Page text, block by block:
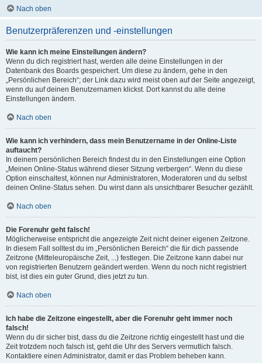
Nach oben
Benutzerpräferenzen und -einstellungen
Wie kann ich meine Einstellungen ändern?
Wenn du dich registriert hast, werden alle deine Einstellungen in der
Datenbank des Boards gespeichert. Um diese zu ändern, gehe in den
„Persönlichen Bereich“; der Link dazu wird meist oben auf der Seite angezeigt,
wenn du auf deinen Benutzernamen klickst. Dort kannst du alle deine
Einstellungen ändern.
Nach oben
Wie kann ich verhindern, dass mein Benutzername in der Online-Liste
auftaucht?
In deinem persönlichen Bereich findest du in den Einstellungen eine Option
„Meinen Online-Status während dieser Sitzung verbergen“. Wenn du diese
Option einschaltest, können nur Administratoren, Moderatoren und du selbst
deinen Online-Status sehen. Du wirst dann als unsichtbarer Besucher gezählt.
Nach oben
Die Forenuhr geht falsch!
Möglicherweise entspricht die angezeigte Zeit nicht deiner eigenen Zeitzone.
In diesem Fall solltest du im „Persönlichen Bereich“ die für dich passende
Zeitzone (Mitteleuropäische Zeit, ...) festlegen. Die Zeitzone kann dabei nur
von registrierten Benutzern geändert werden. Wenn du noch nicht registriert
bist, ist dies ein guter Grund, dies jetzt zu tun.
Nach oben
Ich habe die Zeitzone eingestellt, aber die Forenuhr geht immer noch
falsch!
Wenn du dir sicher bist, dass du die Zeitzone richtig eingestellt hast und die
Zeit trotzdem noch falsch ist, geht die Uhr des Servers vermutlich falsch.
Kontaktiere einen Administrator, damit er das Problem beheben kann.